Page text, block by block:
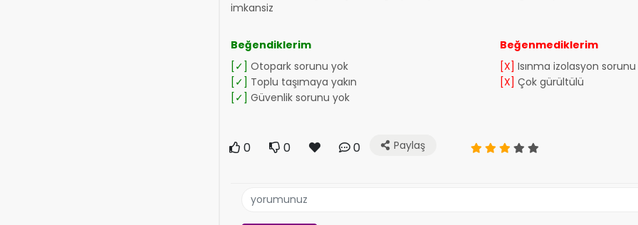
imkansiz
Beğendiklerim
[✓] Otopark sorunu yok
[✓] Toplu taşımaya yakın
[✓] Güvenlik sorunu yok
Beğenmediklerim
[X] Isınma izolasyon
[X] Çok gürültülü
0 0 0 Paylaş